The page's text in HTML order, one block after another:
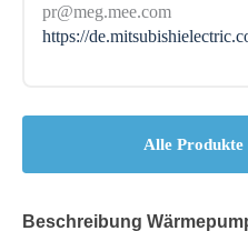
pr@meg.mee.com
https://
Alle Produkte
Beschreibung